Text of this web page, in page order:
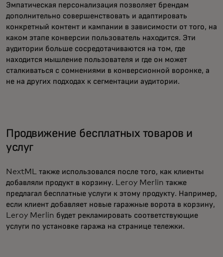
Эмпатическая персонализация позволяет брендам
дополнительно совершенствовать и адаптировать
конкретный контент и кампании в зависимости от того, на
каком этапе конверсии пользователь находится. Эти
аудитории больше сосредотачиваются на том, где
находится мышление пользователя и где он может
сталкиваться с сомнениями в конверсионной воронке, а
не на других подходах к сегментации аудитории.
Продвижение бесплатных товаров и
услуг
NextML также использовался после того, как клиенты
добавляли продукт в корзину. Leroy Merlin также
предлагал бесплатные услуги к этому продукту. Например,
если клиент добавляет новые гаражные ворота в корзину,
Leroy Merlin будет рекламировать соответствующие
услуги по установке гаража на странице тележки.